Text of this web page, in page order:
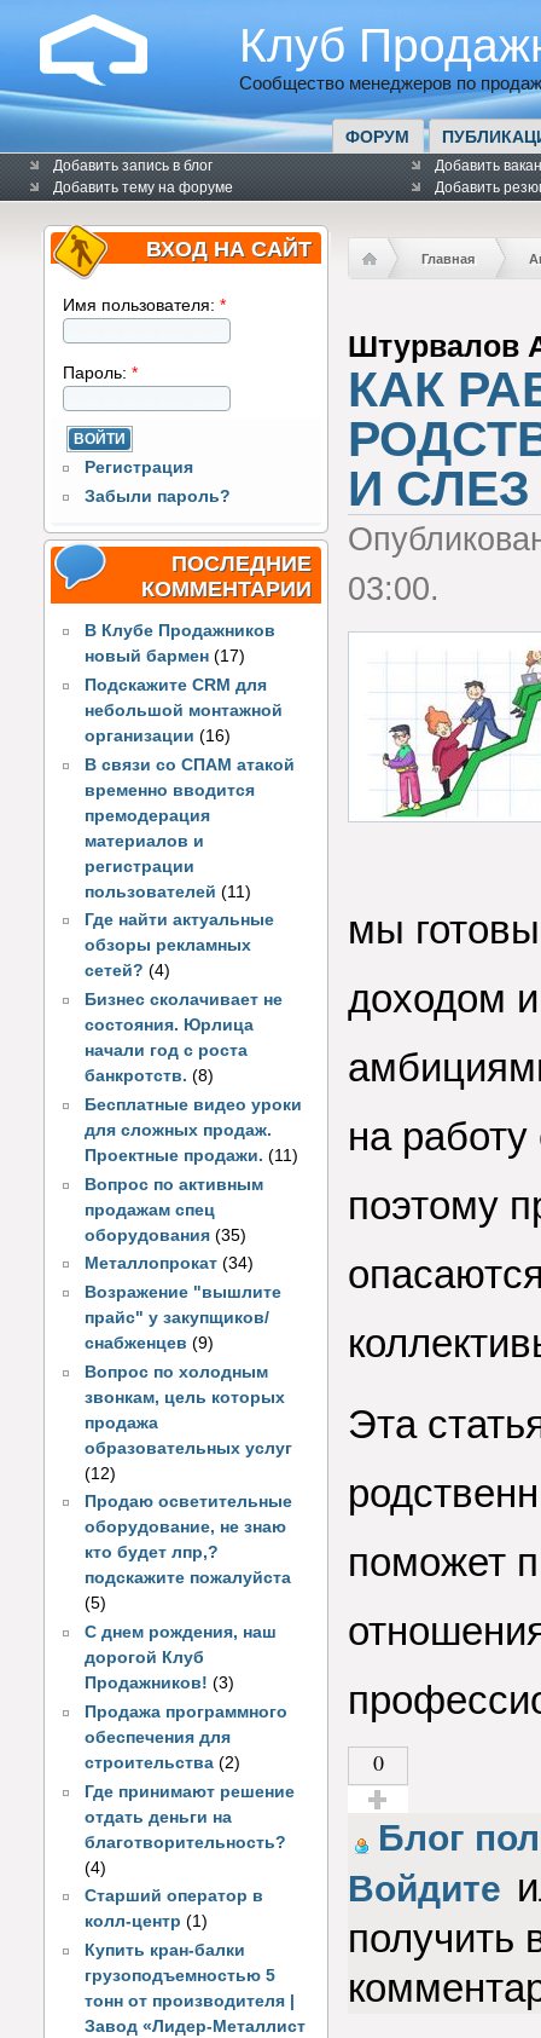
Клуб
Сообщество менеджеров по
ФОРУМ
Добавить запись в блог
Добавить тему на форуме
Добавить
Добавить
ВХОД НА САЙТ
Имя пользователя: *
Пароль: *
Регистрация
Забыли пароль?
ПОСЛЕДНИЕ
КОММЕНТАРИИ
В Клубе Продажников
новый бармен (17)
Подскажите CRM для
небольшой монтажной
организации (16)
В связи со СПАМ атакой
временно вводится
премодерация
материалов и
регистрации
пользователей(11)
Где найти актуальные
обзоры рекламных
сетей? (4)
Бизнес сколачивает не
состояния. Юрлица
начали год с роста
банкротств. (8)
Бесплатные видео уроки
для сложных продаж.
Проектные продажи. (11)
Вопрос по активным
продажам спец
оборудования (35)
Металлопрокат (34)
Возражение "вышлите
прайс" у закупщиков/
снабженцев (9)
Вопрос по холодным
звонкам, цель которых
продажа
образовательных услуг
(12)
Продаю осветительные
оборудование, не знаю
кто будет лпр,?
подскажите пожалуйста
(5)
С днем рождения, наш
дорогой Клуб
Продажников! (3)
Продажа программного
обеспечения для
строительства (2)
Где принимают решение
отдать деньги на
благотворительность?
(4)
Старший оператор в
колл-центр (1)
Купить кран-балки
грузоподъемностью 5
тонн от производителя |
Завод «Лидер-Металлист
Главная
Штурвалов
КАК
И СЛЕЗ
03:00.
мы
доходом
на
поэтому
Эта
поможет
0
Голос за!
Блог
Войдите
получить